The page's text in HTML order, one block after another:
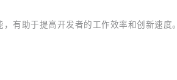
有助于提高开发者的工作效率和创新速度。